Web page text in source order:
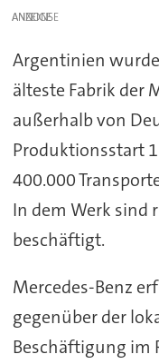
ANZEIGE
Argentinien
älteste Fabrik der
außerhalb von
Produktionsstart
400.000
In dem Werk sind
beschäftigt.
Mercedes-Benz
gegenüber der
Beschäftigung im